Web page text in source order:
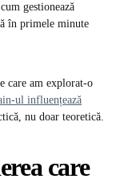
gestionează
în primele minute
care am explorat-o
ul influențează
nu doar teoretică.
care